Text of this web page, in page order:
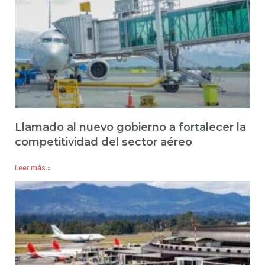
Llamado al nuevo gobierno a fortalecer la
competitividad del sector aéreo
Leer más »